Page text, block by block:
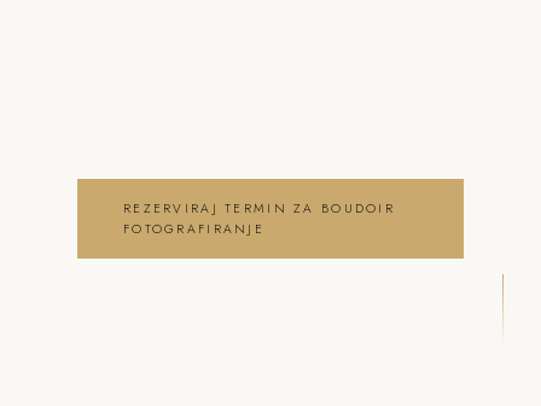
REZERVIRAJ TERMIN ZA BOUDOIR
FOTOGRAFIRANJE